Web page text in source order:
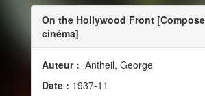
On the Hollywood Front
cinéma]
Auteur : Antheil, George
Date : 1937-11